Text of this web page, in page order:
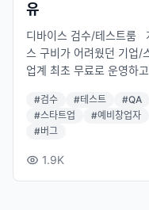
유
디바이스 검수/테스트룸
스 구비가 어려웠던 기업/
업계 최초 무료로 운영
인원 3인 * 이용요금 : 무
약신청 시스템이나 전화,
2. 프리모아와 이용시간,
문 사용하기 1. 예약시간
#검수 #테스트 #QA
#스타트업 #예비창업자
#버그
1.9K